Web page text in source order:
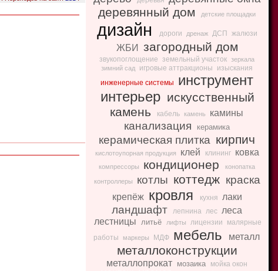
деревянный дом детские площадки
дизайн дороги дренаж ДСП жалюзи
ЖБИ загородный дом
звукопоглощение земельный участок
зеркала
зимний сад
игровые аттракционы
изыскания
инженерные системы
инструмент
интерьер искусственный
камень
кабель камень камины
канализация керамика
керамическая плитка кирпич
кислотоупорная продукция клей клининг ковка
компрессоры кондиционер конопатка
контроллеры котлы коттедж краска
крепёж кровля кухня лаки
ландшафт лепнина лес леса
лестницы литьё лифты лицензии
малярные
работы
маркеры МДФ мебель металл
металлоконструкции
металлопрокат мозаика мойка окон